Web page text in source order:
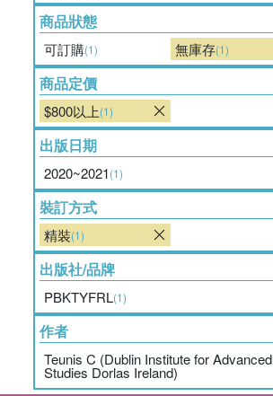
商品狀態
可訂購(1) 無庫存(1)
商品定價
$800以上(1)
出版日期
2020~2021(1)
裝訂方式
精裝(1)
出版社/品牌
PBKTYFRL(1)
作者
Teunis C (Dublin Institute for Advanced
Studies Dorlas Ireland)